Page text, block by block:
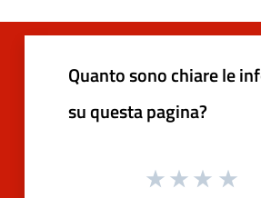
Quanto sono chiare le
su questa pagina?